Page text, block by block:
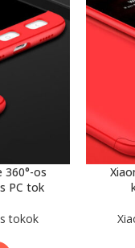
360°-os
PC tok
tokok